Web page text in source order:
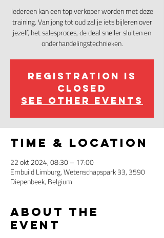
Iedereen kan een top verkoper worden met deze
training. Van jong tot oud zal je iets bijleren over
jezelf, het salesproces, de deal sneller sluiten en
onderhandelingstechnieken.
Registration is
closed
See other events
Time & Location
22 okt 2024, 08:30 – 17:00
Embuild Limburg, Wetenschapspark 33, 3590
Diepenbeek, Belgium
About the
event